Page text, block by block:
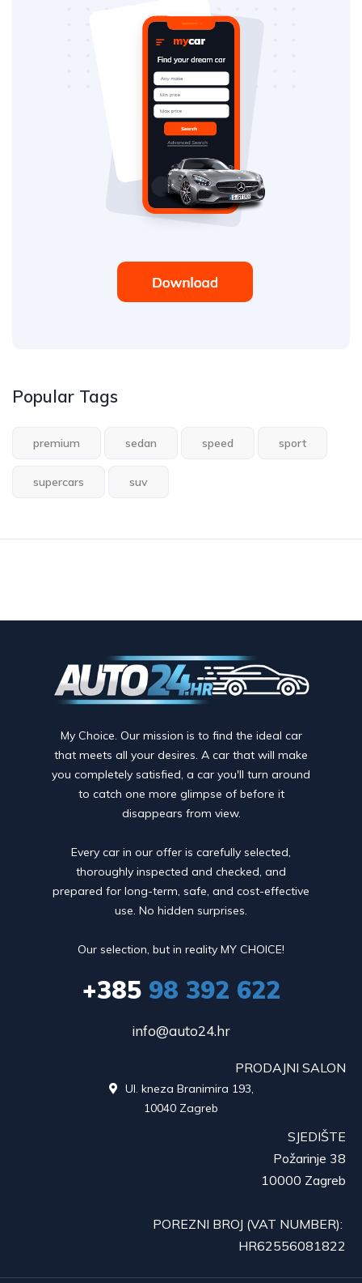
Popular Tags
premium sedan speed sport
supercars suv
My Choice. Our mission is to find the ideal car
that meets all your desires. A car that will make
you completely satisfied, a car you'll turn around
to catch one more glimpse of before it
disappears from view.
Every car in our offer is carefully selected,
thoroughly inspected and checked, and
prepared for long-term, safe, and cost-effective
use. No hidden surprises.
Our selection, but in reality MY CHOICE!
+38598 392 622
info@auto24.hr
PRODAJNI SALON
Ul. kneza Branimira 193,
10040 Zagreb
SJEDIŠTE
Požarinje 38
10000 Zagreb
POREZNI BROJ (VAT NUMBER):
HR62556081822